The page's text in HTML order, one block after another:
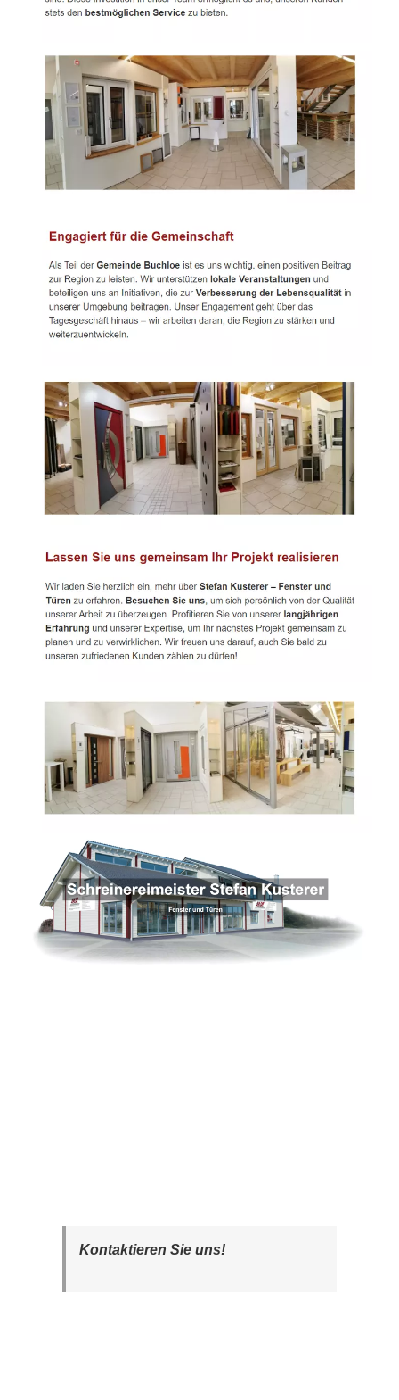
Kontaktieren Sie uns!